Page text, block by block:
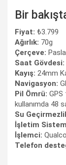
Bir
Fiyat: ₺3.799
Ağırlık: 70g
Çerçeve:
Saat Gövdesi:
Kayış: 24mm
Navigasyon:
Pil Ömrü: GPS
kullanımda 48
Su
İşletim
İşlemci:
Telefon